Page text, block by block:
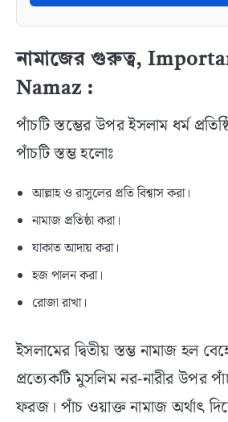
নামাজের গুরুত্ব,
Namaz :
পাঁচটি স্তম্ভের উপর ইসলাম ধর্ম
পাঁচটি স্তম্ভ হলোঃ
আল্লাহ ও রাসুলের প্রতি বিশ্বাস করা।
নামাজ প্রতিষ্ঠা করা।
যাকাত আদায় করা।
হজ পালন করা।
রোজা রাখা।
ইসলামের দ্বিতীয় স্তম্ভ নামাজ হল
প্রত্যেকটি মুসলিম নর-নারীর উপর
ফরজ। পাঁচ ওয়াক্ত নামাজ অর্থাৎ